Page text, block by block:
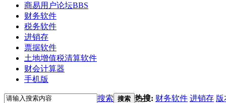
商易用户论坛BBS
财务软件
税务软件
进销存
票据软件
土地增值税清算软件
财会计算器
手机版
搜索 搜索 热搜: 财务软件 进销存 版